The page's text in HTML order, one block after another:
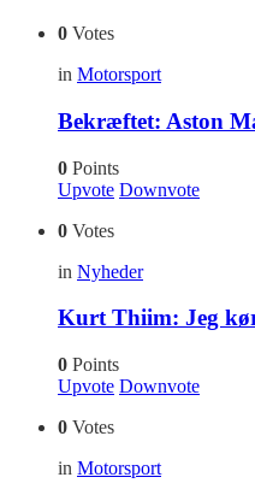
0 Votes
in Motorsport
Bekræftet: Aston
0 Points
Upvote Downvote
0 Votes
in Nyheder
Kurt Thiim: Jeg
0 Points
Upvote Downvote
0 Votes
in Motorsport